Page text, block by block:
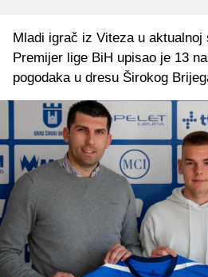
Mladi igrač iz Viteza u aktualnoj
Premijer lige BiH upisao je 13
pogodaka u dresu Širokog